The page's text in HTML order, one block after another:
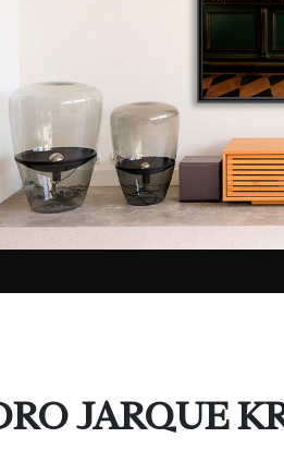
JARQUE